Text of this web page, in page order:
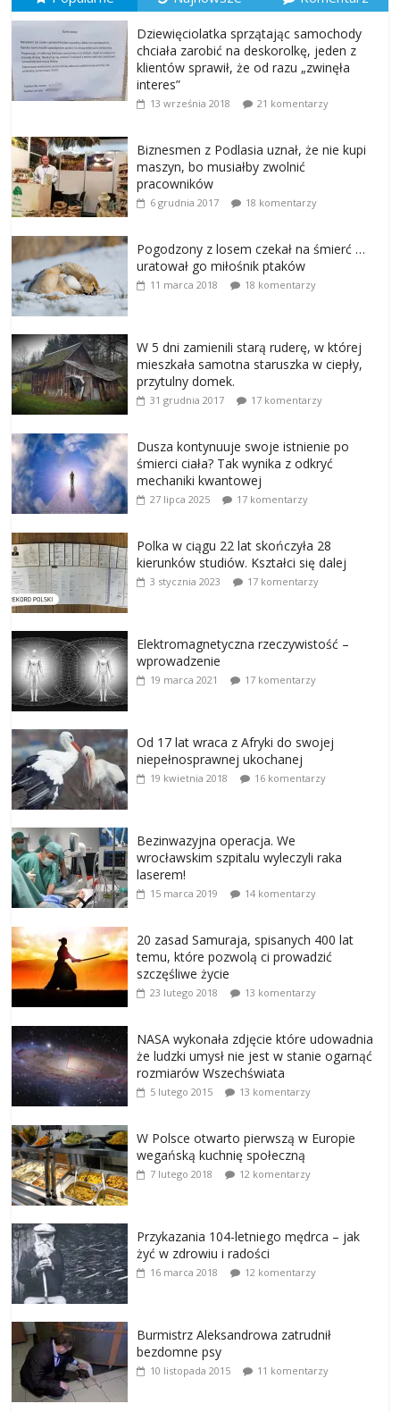
Dziewięciolatka sprzątając samochody
chciała zarobić na deskorolkę, jeden z
klientów sprawił, że od razu „zwinęła
interes”
13 września 2018 21 komentarzy
Biznesmen z Podlasia uznał, że nie kupi
maszyn, bo musiałby zwolnić
pracowników
6 grudnia 2017 18 komentarzy
Pogodzony z losem czekał na śmierć …
uratował go miłośnik ptaków
11 marca 2018 18 komentarzy
W 5 dni zamienili starą ruderę, w której
mieszkała samotna staruszka w ciepły,
przytulny domek.
31 grudnia 2017 17 komentarzy
Dusza kontynuuje swoje istnienie po
śmierci ciała? Tak wynika z odkryć
mechaniki kwantowej
27 lipca 2025 17 komentarzy
Polka w ciągu 22 lat skończyła 28
kierunków studiów. Kształci się dalej
3 stycznia 2023 17 komentarzy
Elektromagnetyczna rzeczywistość –
wprowadzenie
19 marca 2021 17 komentarzy
Od 17 lat wraca z Afryki do swojej
niepełnosprawnej ukochanej
19 kwietnia 2018 16 komentarzy
Bezinwazyjna operacja. We
wrocławskim szpitalu wyleczyli raka
laserem!
15 marca 2019 14 komentarzy
20 zasad Samuraja, spisanych 400 lat
temu, które pozwolą ci prowadzić
szczęśliwe życie
23 lutego 2018 13 komentarzy
NASA wykonała zdjęcie które udowadnia
że ludzki umysł nie jest w stanie ogarnąć
rozmiarów Wszechświata
5 lutego 2015 13 komentarzy
W Polsce otwarto pierwszą w Europie
wegańską kuchnię społeczną
7 lutego 2018 12 komentarzy
Przykazania 104-letniego mędrca – jak
żyć w zdrowiu i radości
16 marca 2018 12 komentarzy
Burmistrz Aleksandrowa zatrudnił
bezdomne psy
10 listopada 2015 11 komentarzy